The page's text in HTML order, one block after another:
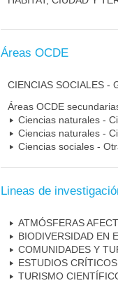
Áreas OCDE
CIENCIAS SOCIALES -
Áreas OCDE
Ciencias naturales -
Ciencias naturales -
Ciencias sociales -
Lineas de
ATMÓSFERAS
BIODIVERSIDAD EN
COMUNIDADES Y
ESTUDIOS
TURISMO